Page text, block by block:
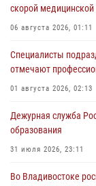
скорой
06 августа 2026, 01:11
Специалисты
отмечают
01 августа 2026, 02:13
Дежурная служба
образования
31 июля 2026, 23:11
Во Владивостоке